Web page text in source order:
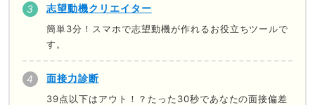
志望動機クリエイター
簡単3分！スマホで志望動機が作れるお役立ちツールで
す。
面接力診断
39点以下はアウト！？たった30秒であなたの面接偏差